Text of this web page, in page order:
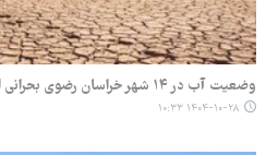
وضعیت آب در ۱۴ شهر خراسان رضوی بحرانی است
۱۴۰۴-۱۰-۲۸ ۱۰:۳۳